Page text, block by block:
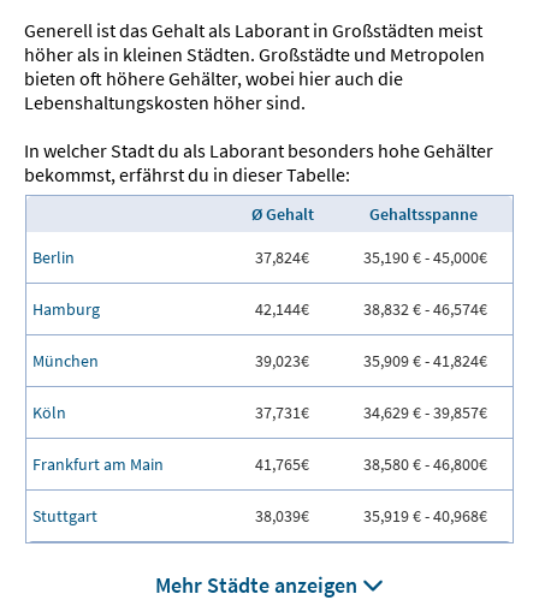
Generell ist das Gehalt als Laborant in Großstädten meist
höher als in kleinen Städten. Großstädte und Metropolen
bieten oft höhere Gehälter, wobei hier auch die
Lebenshaltungskosten höher sind.
In welcher Stadt du als Laborant besonders hohe Gehälter
bekommst, erfährst du in dieser Tabelle:
Ø Gehalt
Gehaltsspanne
Berlin
37,824€ 35,190 € - 45,000€
Hamburg 42,144€ 38,832 € - 46,574€
München 39,023€ 35,909 € - 41,824€
Köln 37,731€ 34,629 € - 39,857€
Frankfurt am Main 41,765€ 38,580 € - 46,800€
Stuttgart 38,039€ 35,919 € - 40,968€
Mehr Städte anzeigen